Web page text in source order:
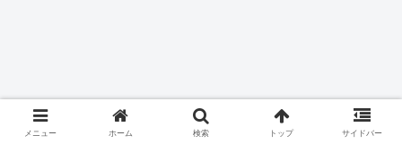
メニュー ホーム 検索 トップ サイドバー